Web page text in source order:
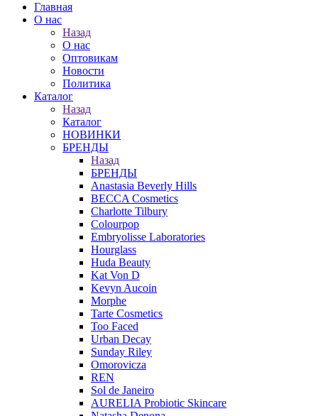
Главная
О нас
Назад
О нас
Оптовикам
Новости
Политика
Каталог
Назад
Каталог
НОВИНКИ
БРЕНДЫ
Назад
БРЕНДЫ
Anastasia Beverly Hills
BECCA Cosmetics
Charlotte Tilbury
Colourpop
Embryolisse Laboratories
Hourglass
Huda Beauty
Kat Von D
Kevyn Aucoin
Morphe
Tarte Cosmetics
Too Faced
Urban Decay
Sunday Riley
Omorovicza
REN
Sol de Janeiro
AURELIA Probiotic Skincare